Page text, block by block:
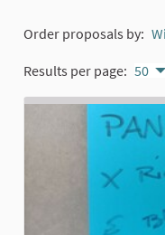
Order proposals by:
Results per page: 50